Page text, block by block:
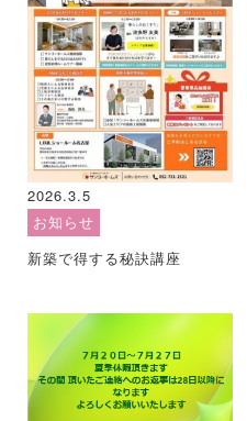
2026.3.5
お知らせ
新築で得する秘訣講座